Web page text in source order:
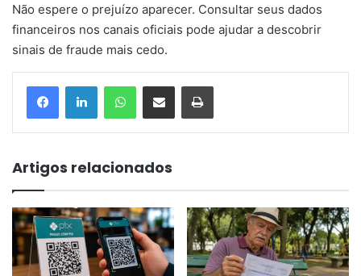
Não espere o prejuízo aparecer. Consultar seus dados
financeiros nos canais oficiais pode ajudar a descobrir
sinais de fraude mais cedo.
Artigos relacionados